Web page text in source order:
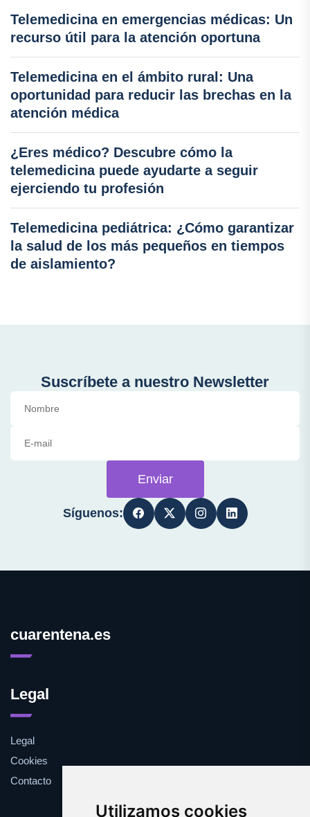
Utilizamos cookies
Telemedicina en emergencias médicas: Un
recurso útil para la atención oportuna
Telemedicina en el ámbito rural: Una
oportunidad para reducir las brechas en la
atención médica
¿Eres médico? Descubre cómo la
telemedicina puede ayudarte a seguir
ejerciendo tu profesión
Telemedicina pediátrica: ¿Cómo garantizar
la salud de los más pequeños en tiempos
de aislamiento?
Suscríbete a nuestro Newsletter
Enviar
Síguenos:
cuarentena.es
Legal
Legal
Cookies
Contacto